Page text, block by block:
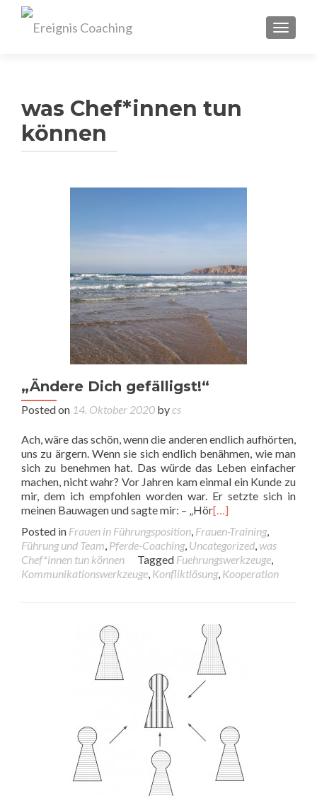
was Chef*innen tun
können
„Ändere Dich gefälligst!“
Posted on 14. Oktober 2020 bycs
Ach, wäre das schön, wenn die anderen endlich aufhörten,
uns zu ärgern. Wenn sie sich endlich benähmen, wie man
sich zu benehmen hat. Das würde das Leben einfacher
machen, nicht wahr? Vor Jahren kam einmal ein Kunde zu
mir, dem ich empfohlen worden war. Er setzte sich in
meinen Bauwagen und sagte mir: – „Hör[…]
Posted in Frauen in Führungsposition, Frauen-Training,
Führung und Team, Pferde-Coaching, Uncategorized, was
Chef*innen tun können
Tagged Fuehrungswerkzeuge,
Kommunikationswerkzeuge, Konfliktlösung, Kooperation